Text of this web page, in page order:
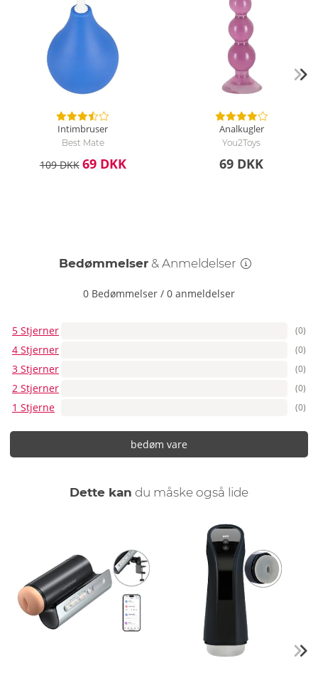
Intimbruser
Best Mate
109 DKK 69 DKK
Analkugler
You2Toys
69 DKK
Bedømmelser & Anmeldelser
0 Bedømmelser / 0 anmeldelser
5 Stjerner (0)
4 Stjerner (0)
3 Stjerner (0)
2 Stjerner (0)
1 Stjerne (0)
bedøm vare
Dette kan du måske også lide